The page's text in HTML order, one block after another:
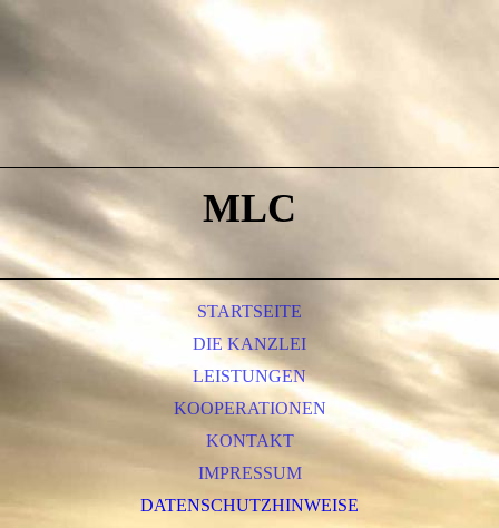
MLC
STARTSEITE
DIE KANZLEI
LEISTUNGEN
KOOPERATIONEN
KONTAKT
IMPRESSUM
DATENSCHUTZHINWEISE